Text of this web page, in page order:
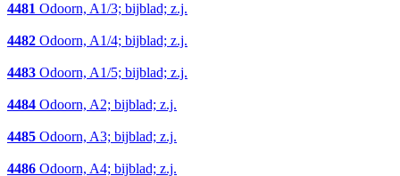
4481 Odoorn, A1/3; bijblad; z.j.
4482 Odoorn, A1/4; bijblad; z.j.
4483 Odoorn, A1/5; bijblad; z.j.
4484 Odoorn, A2; bijblad; z.j.
4485 Odoorn, A3; bijblad; z.j.
4486 Odoorn, A4; bijblad; z.j.